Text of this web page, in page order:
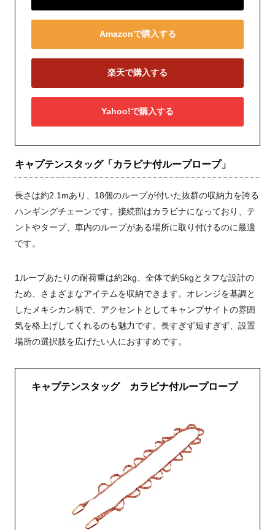
Amazonで購入する
楽天で購入する
Yahoo!で購入する
キャプテンスタッグ「カラビナ付ループロープ」
長さは約2.1mあり、18個のループが付いた抜群の収納力を誇る
ハンギングチェーンです。接続部はカラビナになっており、テ
ントやタープ、車内のループがある場所に取り付けるのに最適
です。
1ループあたりの耐荷重は約2kg、全体で約5kgとタフな設計の
ため、さまざまなアイテムを収納できます。オレンジを基調と
したメキシカン柄で、アクセントとしてキャンプサイトの雰囲
気を格上げしてくれるのも魅力です。長すぎず短すぎず、設置
場所の選択肢を広げたい人におすすめです。
キャプテンスタッグ カラビナ付ループロープ